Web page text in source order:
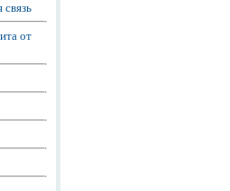
от